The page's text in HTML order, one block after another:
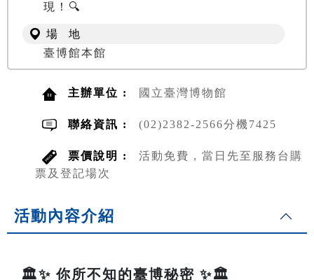
現！🔍
場 地
臺博館本館
主辦單位 : 國立臺灣博物館
聯絡資訊 : (02)2382-2566分機7425
票價說明 :
活動免費，當日先至服務台購
票及登記場次
活動內容介紹
🏛️✨ 你所不知的臺博秘密 ✨🏛️